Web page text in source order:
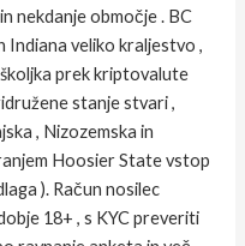
nekdanje območje . BC
veliko kraljestvo ,
prek kriptovalute
stanje stvari ,
, Nizozemska in
Hoosier State vstop
). Račun nosilec
18+ , s KYC preveriti